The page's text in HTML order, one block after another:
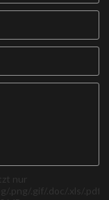
nur
.png/.gif/.doc/.xls/.pdf,